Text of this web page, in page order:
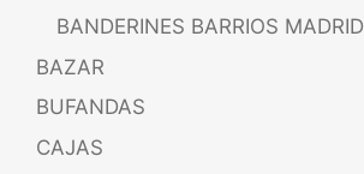
BANDERINES BARRIOS MADRID
BAZAR
BUFANDAS
CAJAS